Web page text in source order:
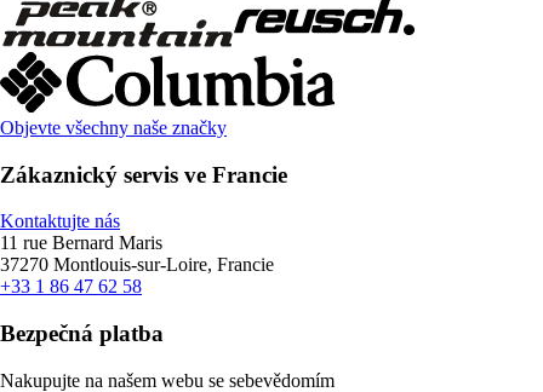
Objevte všechny naše značky
Zákaznický servis ve Francie
Kontaktujte nás
11 rue Bernard Maris
37270 Montlouis-sur-Loire, Francie
+33 1 86 47 62 58
Bezpečná platba
Nakupujte na našem webu se sebevědomím